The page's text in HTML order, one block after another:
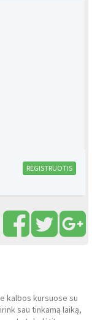
REGISTRUOTIS
kalbos kursuose su
sau tinkamą laiką,